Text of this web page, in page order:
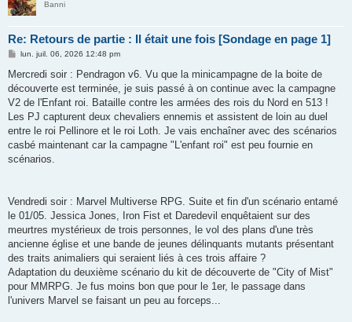
Banni
Re: Retours de partie : Il était une fois [Sondage en page 1]
M
s
a
g
lun. juil. 06, 2026 12:48 pm
Mercredi soir : Pendragon v6. Vu que la minicampagne de la boite de
découverte est terminée, je suis passé à on continue avec la campagne
V2 de l'Enfant roi. Bataille contre les armées des rois du Nord en 513 !
Les PJ capturent deux chevaliers ennemis et assistent de loin au duel
entre le roi Pellinore et le roi Loth. Je vais enchaîner avec des scénarios
casbé maintenant car la campagne "L'enfant roi" est peu fournie en
scénarios.
Vendredi soir : Marvel Multiverse RPG. Suite et fin d'un scénario entamé
le 01/05. Jessica Jones, Iron Fist et Daredevil enquêtaient sur des
meurtres mystérieux de trois personnes, le vol des plans d'une très
ancienne église et une bande de jeunes délinquants mutants présentant
des traits animaliers qui seraient liés à ces trois affaire ?
Adaptation du deuxième scénario du kit de découverte de "City of Mist"
pour MMRPG. Je fus moins bon que pour le 1er, le passage dans
l'univers Marvel se faisant un peu au forceps...